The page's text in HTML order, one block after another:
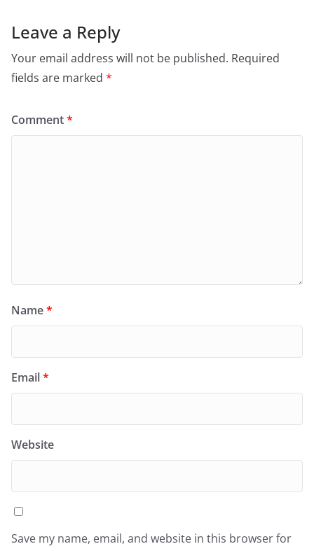
Leave a Reply
Your email address will not be published. Required
fields are marked *
Comment*
Name*
Email*
Website
Save my name, email, and website in this browser for